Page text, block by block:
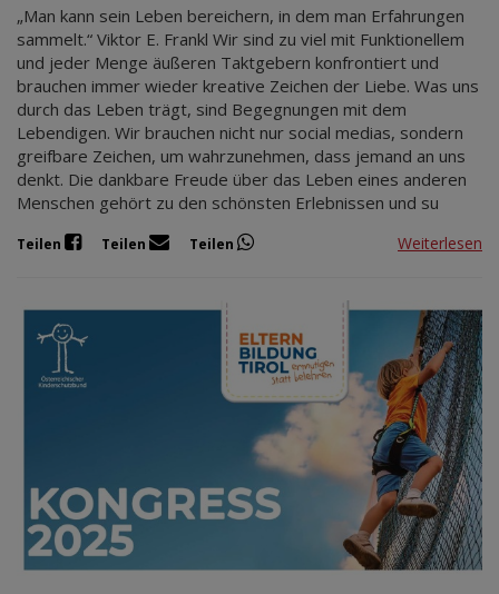
„Man kann sein Leben bereichern, in dem man Erfahrungen
sammelt.“ Viktor E. Frankl Wir sind zu viel mit Funktionellem
und jeder Menge äußeren Taktgebern konfrontiert und
brauchen immer wieder kreative Zeichen der Liebe. Was uns
durch das Leben trägt, sind Begegnungen mit dem
Lebendigen. Wir brauchen nicht nur social medias, sondern
greifbare Zeichen, um wahrzunehmen, dass jemand an uns
denkt. Die dankbare Freude über das Leben eines anderen
Menschen gehört zu den schönsten Erlebnissen und su
Teilen Teilen Teilen Weiterlesen